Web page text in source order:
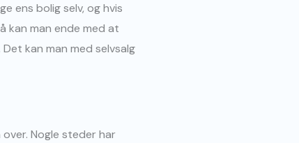
ens bolig selv, og hvis
kan man ende med at
kan man med selvsalg
Nogle steder har